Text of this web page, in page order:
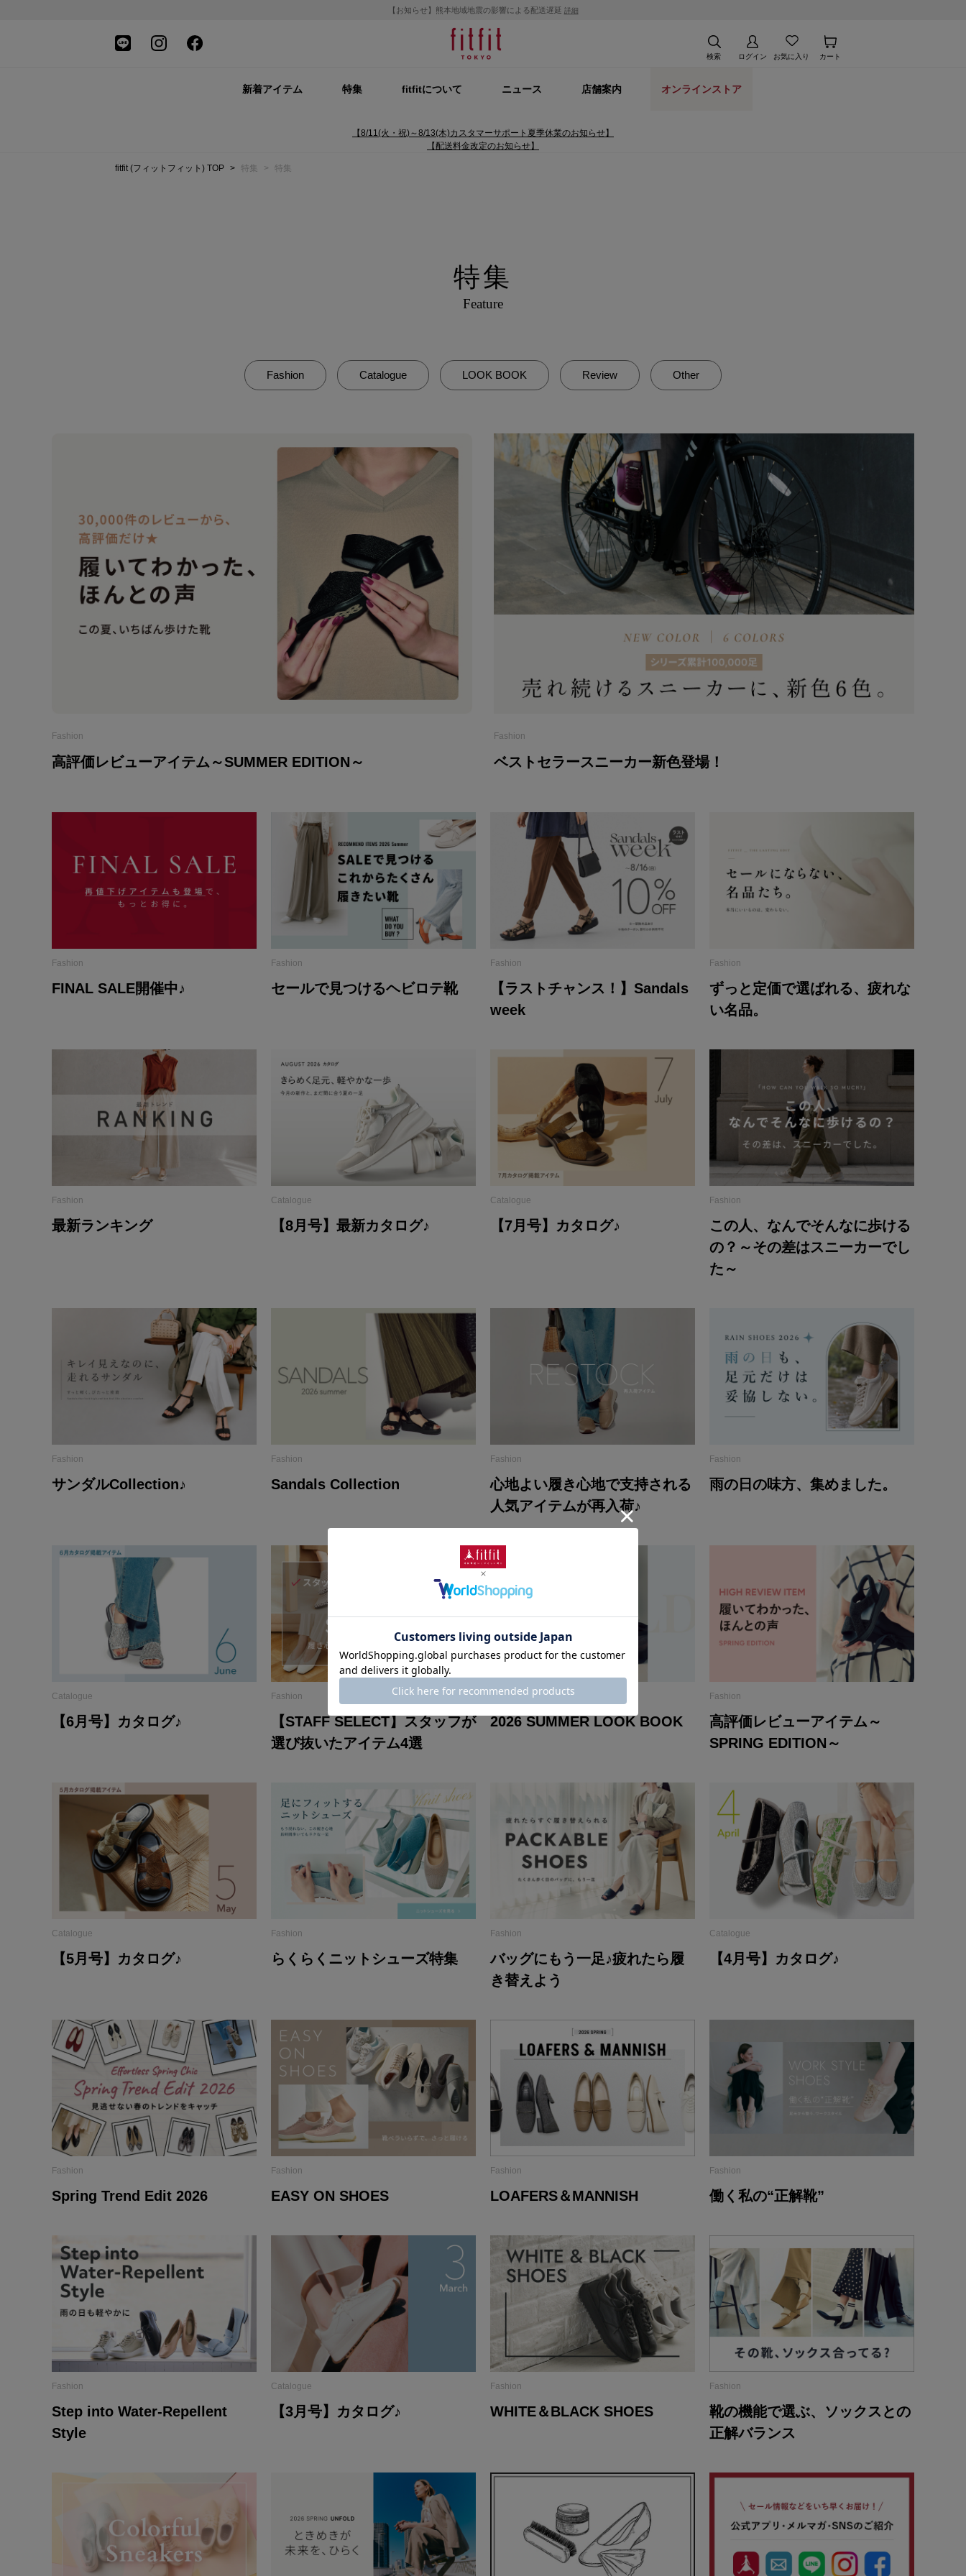
【お知らせ】熊本地域地震の影響による配送遅延 詳細
検索 ログイン お気に入り カート
新着アイテム 特集 fitfitについて ニュース 店舗案内 オンラインストア
【8/11(火・祝)～8/13(木)カスタマーサポート夏季休業のお知らせ】
【配送料金改定のお知らせ】
fitfit (フィットフィット) TOP > 特集 > 特集
特集
Feature
Fashion Catalogue LOOK BOOK Review Other
Fashion
高評価レビューアイテム～SUMMER EDITION～
Fashion
ベストセラースニーカー新色登場！
Fashion
FINAL SALE開催中♪
Fashion
セールで見つけるヘビロテ靴
Fashion
【ラストチャンス！】Sandals
week
Fashion
ずっと定価で選ばれる、疲れな
い名品。
Fashion
最新ランキング
Catalogue
【8月号】最新カタログ♪
Catalogue
【7月号】カタログ♪
Fashion
この人、なんでそんなに歩ける
の？～その差はスニーカーでし
た～
Fashion
サンダルCollection♪
Fashion
Sandals Collection
Fashion
心地よい履き心地で支持される
人気アイテムが再入荷♪
Fashion
雨の日の味方、集めました。
Catalogue
【6月号】カタログ♪
Fashion
【STAFF SELECT】スタッフが
選び抜いたアイテム4選
Fashion
2026 SUMMER LOOK BOOK
Fashion
高評価レビューアイテム～
SPRING EDITION～
Catalogue
【5月号】カタログ♪
Fashion
らくらくニットシューズ特集
Fashion
バッグにもう一足♪疲れたら履
き替えよう
Catalogue
【4月号】カタログ♪
Fashion
Spring Trend Edit 2026
Fashion
EASY ON SHOES
Fashion
LOAFERS＆MANNISH
Fashion
働く私の“正解靴”
Fashion
Step into Water-Repellent
Style
Catalogue
【3月号】カタログ♪
Fashion
WHITE＆BLACK SHOES
Fashion
靴の機能で選ぶ、ソックスとの
正解バランス